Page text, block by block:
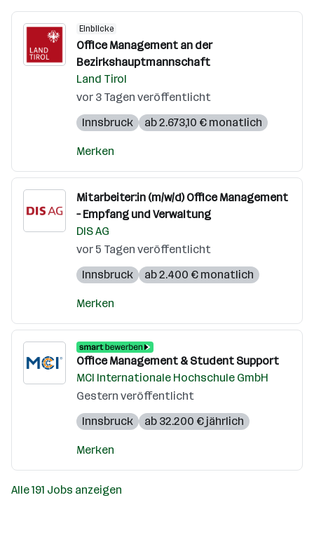
Einblicke
Office Management an der
Bezirkshauptmannschaft
Land Tirol
vor 3 Tagen veröffentlicht
Innsbruck
ab 2.673,10 € monatlich
Merken
Mitarbeiter:in (m/w/d) Office Management
– Empfang und Verwaltung
DIS AG
vor 5 Tagen veröffentlicht
Innsbruck
ab 2.400 € monatlich
Merken
Office Management & Student Support
MCI Internationale Hochschule GmbH
Gestern veröffentlicht
Innsbruck
ab 32.200 € jährlich
Merken
Alle 191 Jobs anzeigen